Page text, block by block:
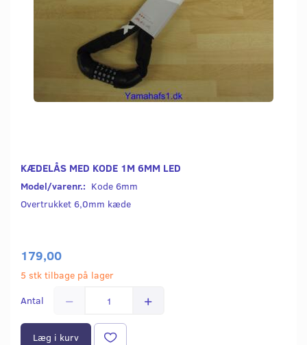
KÆDELÅS MED KODE 1M 6MM LED
Model/varenr.: Kode 6mm
Overtrukket 6,0mm kæde
179,00
5 stk tilbage på lager
Antal
Læg i kurv